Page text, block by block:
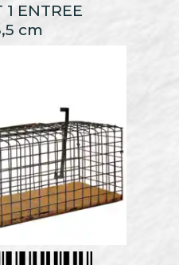
1 ENTREE
cm